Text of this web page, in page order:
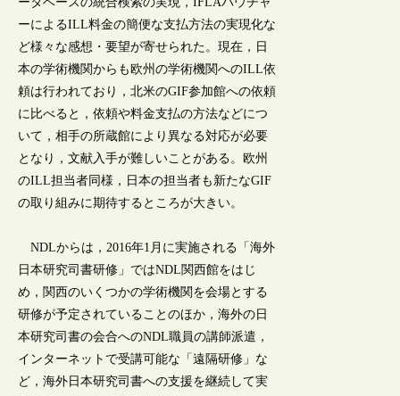
ーによるILL料金の簡便な支払方法の実現化な
ど様々な感想・要望が寄せられた。現在，日
本の学術機関からも欧州の学術機関へのILL依
頼は行われており，北米のGIF参加館への依頼
に比べると，依頼や料金支払の方法などにつ
いて，相手の所蔵館により異なる対応が必要
となり，文献入手が難しいことがある。欧州
のILL担当者同様，日本の担当者も新たなGIF
の取り組みに期待するところが大きい。
NDLからは，2016年1月に実施される「海外
日本研究司書研修」ではNDL関西館をはじ
め，関西のいくつかの学術機関を会場とする
研修が予定されていることのほか，海外の日
本研究司書の会合へのNDL職員の講師派遣，
インターネットで受講可能な「遠隔研修」な
ど，海外日本研究司書への支援を継続して実